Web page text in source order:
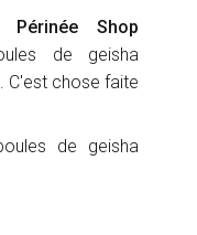
Périnée Shop
de geisha
C'est chose faite
de geisha